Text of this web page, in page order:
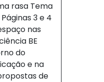
rasa Tema
3 e 4
nas
BE
do
e na
de